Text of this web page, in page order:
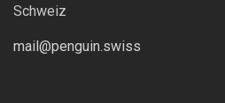
Schweiz
mail@penguin.swiss